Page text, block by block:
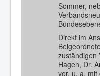
Sommer,
Direkt im
zuständigen
Hagen, Dr.
vor, u. a.